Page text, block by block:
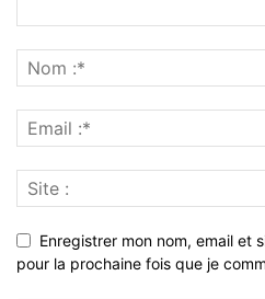
Enregistrer mon nom, email et
pour la prochaine fois que je